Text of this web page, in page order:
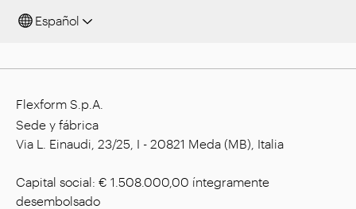
Español
Flexform S.p.A.
Sede y fábrica
Via L. Einaudi, 23/25, I - 20821 Meda (MB), Italia
Capital social: € 1.508.000,00 íntegramente
desembolsado